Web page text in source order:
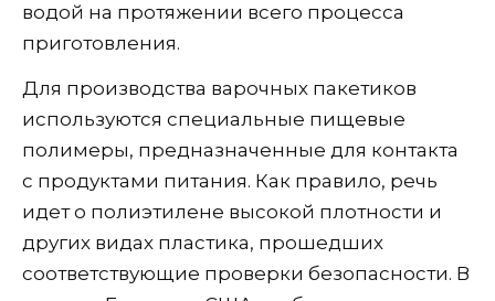
водой на протяжении всего процесса
приготовления.
Для производства варочных пакетиков
используются специальные пищевые
полимеры, предназначенные для контакта
с продуктами питания. Как правило, речь
идет о полиэтилене высокой плотности и
других видах пластика, прошедших
соответствующие проверки безопасности. В